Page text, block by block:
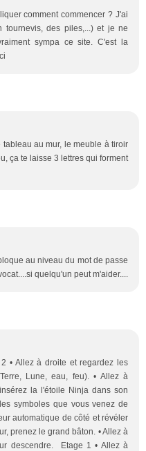
comment commencer ? J'ai
tournevis, des piles,...) et je ne
sympa ce site. C'est la
au mur, le meuble à tiroir
ça te laisse 3 lettres qui forment
au niveau du mot de passe
quelqu'un peut m'aider....
• Allez à droite et regardez les
Lune, eau, feu). • Allez à
la l'étoile Ninja dans son
symboles que vous venez de
automatique de côté et révéler
prenez le grand bâton. • Allez à
descendre. Etage 1 • Allez à